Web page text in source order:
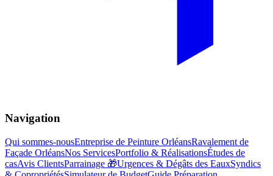
Navigation
Qui sommes-nousEntreprise de Peinture OrléansRavalement de
Façade OrléansNos ServicesPortfolio & RéalisationsÉtudes de
casAvis ClientsParrainage 🎁Urgences & Dégâts des EauxSyndics